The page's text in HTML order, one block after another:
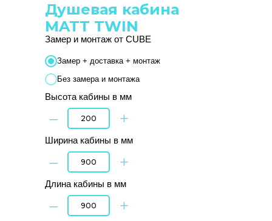
Душевая кабина
MATT TWIN
Замер и монтаж от CUBE
Замер + доставка + монтаж
Без замера и монтажа
Высота кабины в мм
– +
Ширина кабины в мм
– +
Длина кабины в мм
– +